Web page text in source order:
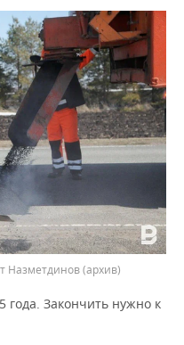
Назметдинов (архив)
года. Закончить нужно к